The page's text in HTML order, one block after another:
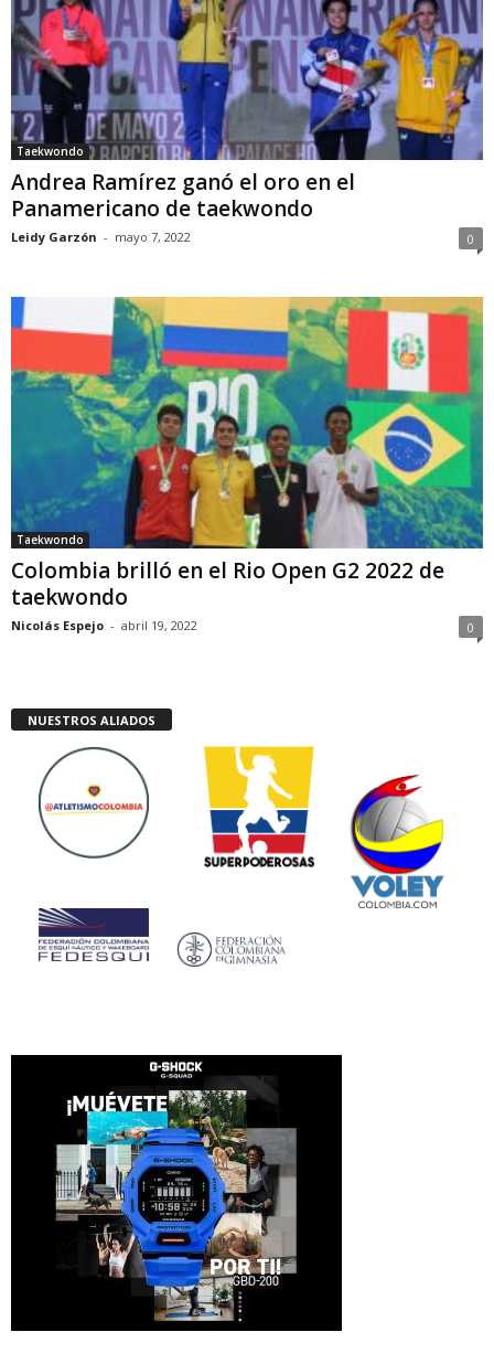
Taekwondo
Andrea Ramírez ganó el oro en el
Panamericano de taekwondo
Leidy Garzón - mayo 7, 2022 0
Taekwondo
Colombia brilló en el Rio Open G2 2022 de
taekwondo
Nicolás Espejo - abril 19, 2022 0
NUESTROS ALIADOS